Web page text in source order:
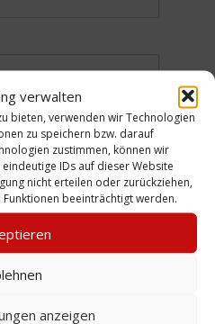
verwalten
bieten, verwenden wir Technologien
zu speichern bzw. darauf
zustimmen, können wir
IDs auf dieser Website
nicht erteilen oder zurückziehen,
beeinträchtigt werden.
anzeigen
von Hardenberg,
02.09.1979